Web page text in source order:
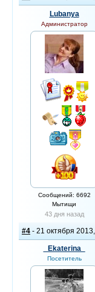
Lubanya
Администратор
Сообщений: 6692
Мытищи
43 дня назад
#4 - 21 октября
_Ekaterina_
Посетитель